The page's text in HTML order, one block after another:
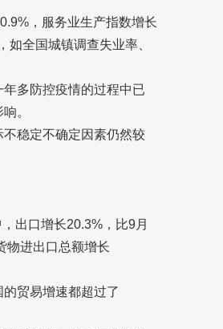
，服务业生产指数增长
全国城镇调查失业率、
多防控疫情的过程中已
。
稳定不确定因素仍然较
出口增长20.3%，比9月
物进出口总额增长
贸易增速都超过了